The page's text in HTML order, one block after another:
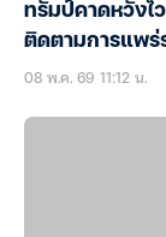
ทรัมป์คาดหวังไ
ติดตามการแพร่
08 พ.ค. 69 11:12 น.